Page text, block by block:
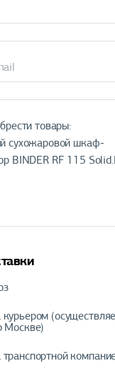
Москве)